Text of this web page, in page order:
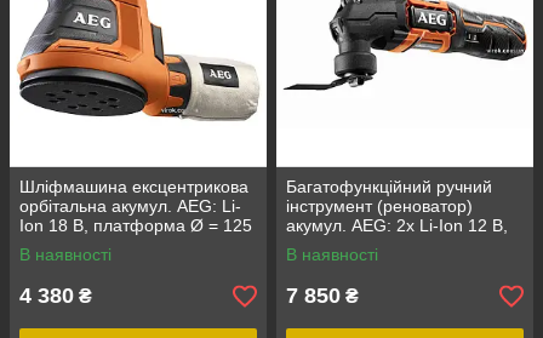
Шліфмашина ексцентрикова
орбітальна акумул. AEG: Li-
Ion 18 В, платформа Ø = 125
мм, амплітуда — 2.4 мм
В наявності
4 380 ₴
Багатофункційний ручний
інструмент (реноватор)
акумул. AEG: 2x Li-Ion 12 В,
1.5 АГод (BMT12CLI-152B)
DW
В наявності
7 850 ₴